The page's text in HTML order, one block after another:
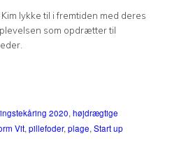
lykke til i fremtiden med deres
som opdrætter til
2020, højdrægtige
Vit, pillefoder, plage, Start up